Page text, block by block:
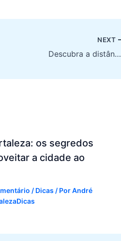
NEXT
Descubra a distância de Fortaleza e aproveite suas praias
os segredos
a cidade ao
/ Dicas / PorAndré